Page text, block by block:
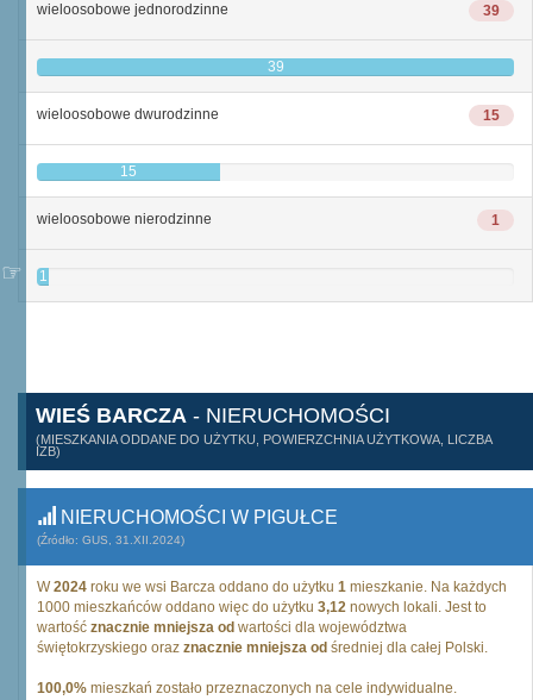
39
wieloosobowe jednorodzinne
39
15
wieloosobowe dwurodzinne
15
1
wieloosobowe nierodzinne
1
WIEŚ BARCZA - NIERUCHOMOŚCI
(MIESZKANIA ODDANE DO UŻYTKU, POWIERZCHNIA UŻYTKOWA, LICZBA
IZB)
NIERUCHOMOŚCI W PIGUŁCE
(Źródło: GUS, 31.XII.2024)
W2024 roku we wsi Barcza oddano do użytku 1 mieszkanie. Na każdych
1000 mieszkańców oddano więc do użytku 3,12 nowych lokali. Jest to
wartość znacznie mniejsza od wartości dla województwa
świętokrzyskiego oraz znacznie mniejsza od średniej dla całej Polski.
100,0% mieszkań zostało przeznaczonych na cele indywidualne.